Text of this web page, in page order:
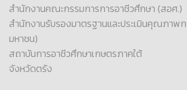
สำนักงานคณะกรรมการการอาชีวศึกษา (สอศ.)
สำนักงานรับรองมาตรฐานและประเมินคุณภาพ
มหาชน)
สถาบันการอาชีวศึกษาเกษตรภาคใต้
จังหวัดตรัง